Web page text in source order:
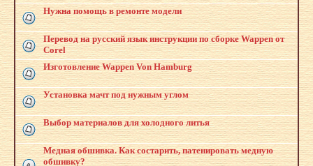
Нужна помощь в ремонте модели
Перевод на русский язык инструкции по сборке Wappen от
Corel
Изготовление Wappen Von Hamburg
Установка мачт под нужным углом
Выбор материалов для холодного литья
Медная обшивка. Как состарить, патенировать медную
обшивку?